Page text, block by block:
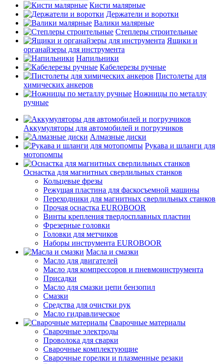
Кисти малярные
Держатели и воротки
Валики малярные
Степлеры строительные
Ящики и
органайзеры для инструмента
Напильники
Кабелерезы ручные
Пистолеты для
химических анкеров
Ножницы по металлу
ручные
Аккумуляторы для автомобилей и погрузчиков
Алмазные диски
Рукава и шланги для
мотопомпы
Оснастка для магнитных сверлильных станков
Кольцевые фрезы
Режущая пластина для фаскосъемной машины
Переходники для магнитных сверлильных станков
Прочая оснастка EUROBOOR
Винты крепления твердосплавных пластин
Фрезерные головки
Головки для метчиков
Наборы инструмента EUROBOOR
Масла и смазки
Масло для двигателей
Масло для компрессоров и пневмоинструмента
Присадки
Масло для смазки цепи бензопил
Смазки
Средства для очистки рук
Масло гидравлическое
Сварочные материалы
Сварочные электроды
Проволока для сварки
Сварочные комплектующие
Сварочные горелки и плазменные резаки